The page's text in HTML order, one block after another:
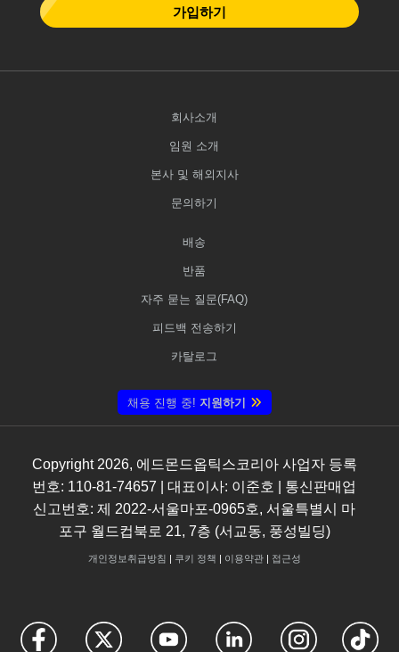
가입하기
회사소개
임원 소개
본사 및 해외지사
문의하기
배송
반품
자주 묻는 질문(FAQ)
피드백 전송하기
카탈로그
채용 진행 중! 지원하기
Copyright 2026, 에드몬드옵틱스코리아 사업자 등록
번호: 110-81-74657 | 대표이사: 이준호 | 통신판매업
신고번호: 제 2022-서울마포-0965호, 서울특별시 마
포구 월드컵북로 21, 7층 (서교동, 풍성빌딩)
개인정보취급방침 | 쿠키 정책 | 이용약관| 접근성